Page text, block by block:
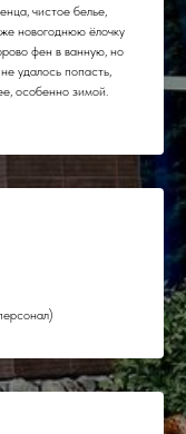
чистое белье,
новогоднюю ёлочку
фен в ванную, но
удалось попасть,
особенно зимой.